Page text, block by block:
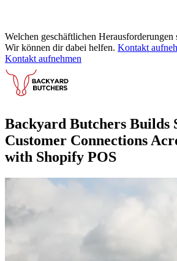
Welchen geschäftlichen Herausforderungen
Wir können dir dabei helfen. Kontakt
Kontakt aufnehmen
Backyard Butchers Builds
Customer Connections
with Shopify POS